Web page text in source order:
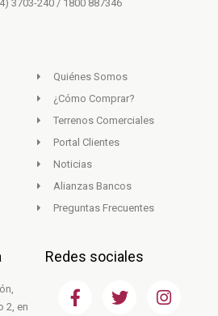
3703-240 / 1800 887346
Quiénes Somos
¿Cómo Comprar?
Terrenos Comerciales
Portal Clientes
Noticias
Alianzas Bancos
Preguntas Frecuentes
2, en
Redes sociales
F
a
T
w
I
n